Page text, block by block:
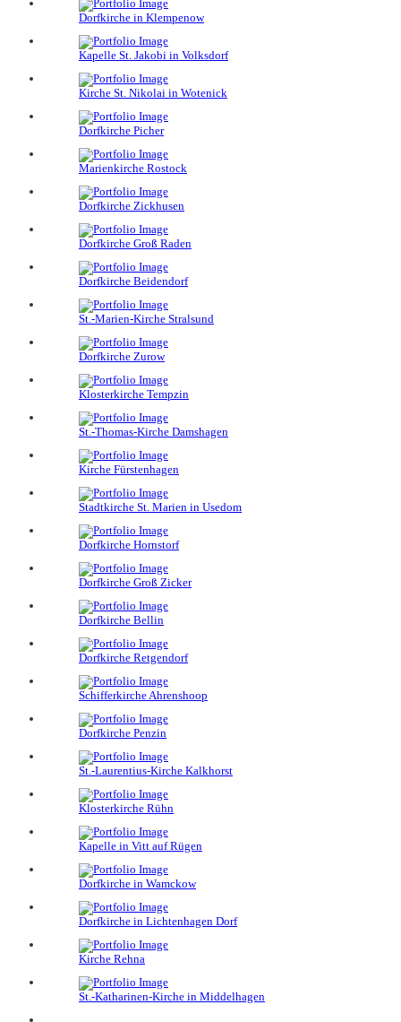
Dorfkirche in Klempenow
Kapelle St. Jakobi in Volksdorf
Kirche St. Nikolai in Wotenick
Dorfkirche Picher
Marienkirche Rostock
Dorfkirche Zickhusen
Dorfkirche Groß Raden
Dorfkirche Beidendorf
St.-Marien-Kirche Stralsund
Dorfkirche Zurow
Klosterkirche Tempzin
St.-Thomas-Kirche Damshagen
Kirche Fürstenhagen
Stadtkirche St. Marien in Usedom
Dorfkirche Hornstorf
Dorfkirche Groß Zicker
Dorfkirche Bellin
Dorfkirche Retgendorf
Schifferkirche Ahrenshoop
Dorfkirche Penzin
St.-Laurentius-Kirche Kalkhorst
Klosterkirche Rühn
Kapelle in Vitt auf Rügen
Dorfkirche in Wamckow
Dorfkirche in Lichtenhagen Dorf
Kirche Rehna
St.-Katharinen-Kirche in Middelhagen